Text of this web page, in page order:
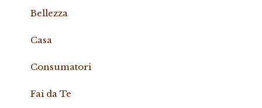
Bellezza
Casa
Consumatori
Fai da Te